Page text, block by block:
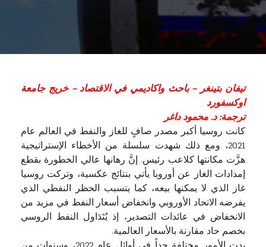
تيفان بتينغر – باحث واكاديمي في الاقتصاد – خريج جامعة
اوكسفورد
ترجمة: د. محمود داغر
كانت روسيا أكبر مصدر صافٍ للغاز والنفط في العالم عام
2021، ومع ذلك شهدت سلسلة من الأخطاء الإستراتيجية
هزَّت مكانتها كلاعب رئيس. إنَّ رهانها عالي الخطورة بقطع
إمدادات الغاز عن أوروبا يأتي بنتائج عكسية، وتركت روسيا
غاز الذي لا يمكنها بيعه، كما يتسبب الحظر النفطي الذي
يفرضه الاتحاد الأوروبي وانخفاض أسعار النفط في مزيد من
الانخفاض في عائدات التصدير، إذ يُتَدَاول النفط الروسي
بخصم حاد مقارنة بالأسعار العالمية.